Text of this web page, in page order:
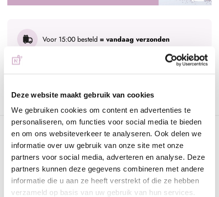
Deze website maakt gebruik van cookies
We gebruiken cookies om content en advertenties te
personaliseren, om functies voor social media te bieden
en om ons websiteverkeer te analyseren. Ook delen we
informatie over uw gebruik van onze site met onze
partners voor social media, adverteren en analyse. Deze
partners kunnen deze gegevens combineren met andere
informatie die u aan ze heeft verstrekt of die ze hebben
verzameld op basis van uw gebruik van hun services.
Voor 15:00 besteld = vandaag verzonden
Omschrijving
De enige, echte Swarovski steentjes van de hoogste kwaliteit,
een uiterst hoog bling gehalte in de kleur White Opal. Deze
stenen maken zowel de basisnagels als nailart sets helemaal
compleet.